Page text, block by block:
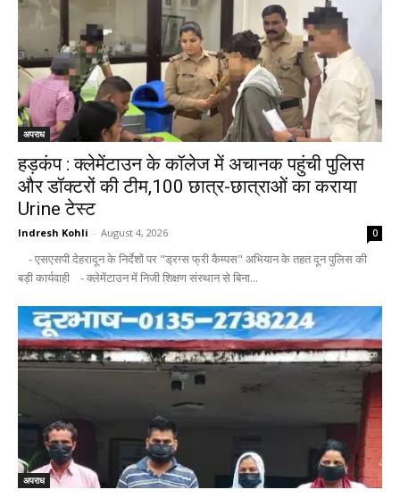
अपराध
हड़कंप : क्लेमेंटाउन के कॉलेज में अचानक पहुंची पुलिस
और डॉक्टरों की टीम,100 छात्र-छात्राओं का कराया
Urine टेस्ट
Indresh Kohli - August 4, 2026 0
- एसएसपी देहरादून के निर्देशों पर "ड्रग्स फ्री कैम्पस" अभियान के तहत दून पुलिस की
बड़ी कार्यवाही - क्लेमेंटाउन में निजी शिक्षण संस्थान से बिना...
अपराध